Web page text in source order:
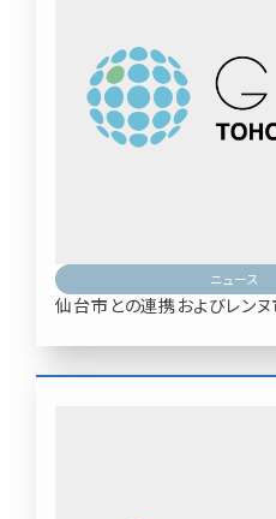
ニュース
仙台市との連携およびレン